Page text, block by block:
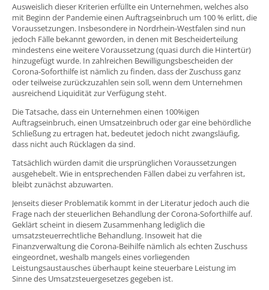
Ausweislich dieser Kriterien erfüllte ein Unternehmen, welches also
mit Beginn der Pandemie einen Auftragseinbruch um 100 % erlitt, die
Voraussetzungen. Insbesondere in Nordrhein-Westfalen sind nun
jedoch Fälle bekannt geworden, in denen mit Bescheiderteilung
mindestens eine weitere Voraussetzung (quasi durch die Hintertür)
hinzugefügt wurde. In zahlreichen Bewilligungsbescheiden der
Corona-Soforthilfe ist nämlich zu finden, dass der Zuschuss ganz
oder teilweise zurückzuzahlen sein soll, wenn dem Unternehmen
ausreichend Liquidität zur Verfügung steht.
Die Tatsache, dass ein Unternehmen einen 100%igen
Auftragseinbruch, einen Umsatzeinbruch oder gar eine behördliche
Schließung zu ertragen hat, bedeutet jedoch nicht zwangsläufig,
dass nicht auch Rücklagen da sind.
Tatsächlich würden damit die ursprünglichen Voraussetzungen
ausgehebelt. Wie in entsprechenden Fällen dabei zu verfahren ist,
bleibt zunächst abzuwarten.
Jenseits dieser Problematik kommt in der Literatur jedoch auch die
Frage nach der steuerlichen Behandlung der Corona-Soforthilfe auf.
Geklärt scheint in diesem Zusammenhang lediglich die
umsatzsteuerrechtliche Behandlung. Insoweit hat die
Finanzverwaltung die Corona-Beihilfe nämlich als echten Zuschuss
eingeordnet, weshalb mangels eines vorliegenden
Leistungsaustausches überhaupt keine steuerbare Leistung im
Sinne des Umsatzsteuergesetzes gegeben ist.